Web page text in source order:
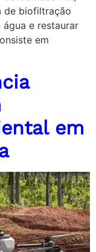
de biofiltração
e restaurar
em
em